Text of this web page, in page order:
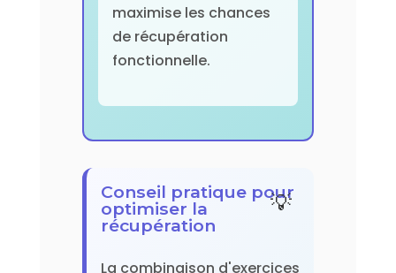
maximise les chances
de récupération
fonctionnelle.
Conseil pratique pour
optimiser la
récupération
La combinaison d'exercices